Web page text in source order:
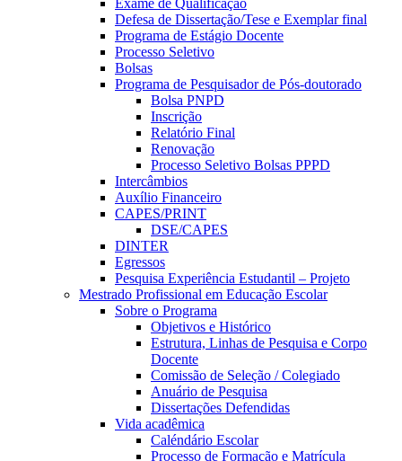
Exame de Qualificação
Defesa de Dissertação/Tese e Exemplar final
Programa de Estágio Docente
Processo Seletivo
Bolsas
Programa de Pesquisador de Pós-doutorado
Bolsa PNPD
Inscrição
Relatório Final
Renovação
Processo Seletivo Bolsas PPPD
Intercâmbios
Auxílio Financeiro
CAPES/PRINT
DSE/CAPES
DINTER
Egressos
Pesquisa Experiência Estudantil – Projeto
Mestrado Profissional em Educação Escolar
Sobre o Programa
Objetivos e Histórico
Estrutura, Linhas de Pesquisa e Corpo
Docente
Comissão de Seleção / Colegiado
Anuário de Pesquisa
Dissertações Defendidas
Vida acadêmica
Caléndário Escolar
Processo de Formação e Matrícula